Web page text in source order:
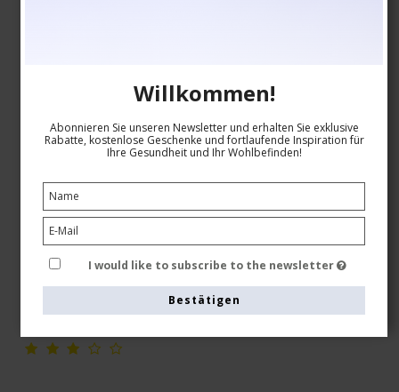
Medizinische Kompressionsstrümpfe Klasse 3, Beige
9080-1
Willkommen!
Abonnieren Sie unseren Newsletter und erhalten Sie exklusive
Rabatte, kostenlose Geschenke und fortlaufende Inspiration für
Ihre Gesundheit und Ihr Wohlbefinden!
I would like to subscribe to the newsletter
Bestätigen